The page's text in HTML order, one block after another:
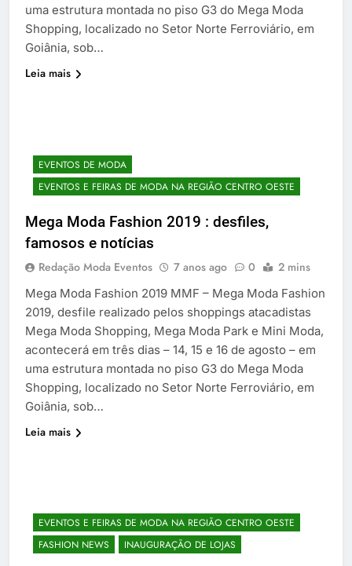
uma estrutura montada no piso G3 do Mega Moda
Shopping, localizado no Setor Norte Ferroviário, em
Goiânia, sob…
Leia mais
EVENTOS DE MODA
EVENTOS E FEIRAS DE MODA NA REGIÃO CENTRO OESTE
Mega Moda Fashion 2019 : desfiles,
famosos e notícias
Redação Moda Eventos 7 anos ago 0 2 mins
Mega Moda Fashion 2019 MMF – Mega Moda Fashion
2019, desfile realizado pelos shoppings atacadistas
Mega Moda Shopping, Mega Moda Park e Mini Moda,
acontecerá em três dias – 14, 15 e 16 de agosto – em
uma estrutura montada no piso G3 do Mega Moda
Shopping, localizado no Setor Norte Ferroviário, em
Goiânia, sob…
Leia mais
EVENTOS E FEIRAS DE MODA NA REGIÃO CENTRO OESTE
FASHION NEWS
INAUGURAÇÃO DE LOJAS